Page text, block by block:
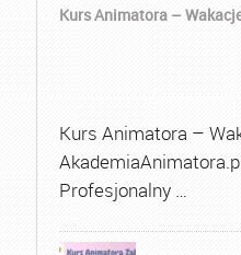
Kurs Animatora –
Kurs Animatora –
Profesjonalny …